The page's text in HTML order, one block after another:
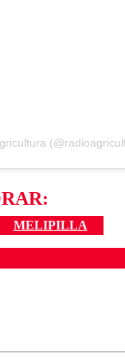
MELIPILLA